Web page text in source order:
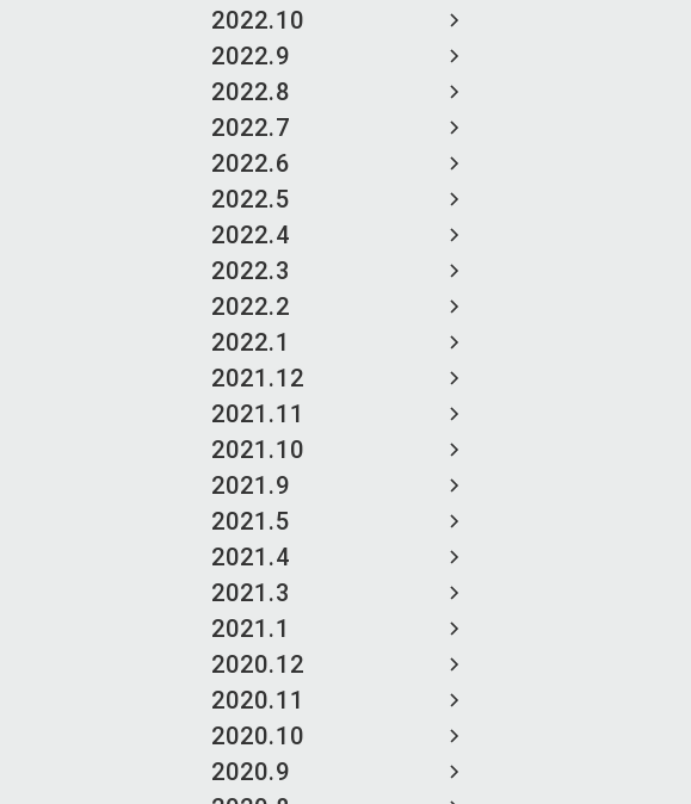
2022.10
2022.9
2022.8
2022.7
2022.6
2022.5
2022.4
2022.3
2022.2
2022.1
2021.12
2021.11
2021.10
2021.9
2021.5
2021.4
2021.3
2021.1
2020.12
2020.11
2020.10
2020.9